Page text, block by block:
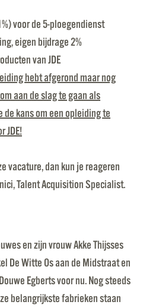
voor de 5-ploegendienst
eigen bijdrage 2%
van JDE
hebt afgerond maar nog
aan de slag te gaan als
kans om een opleiding te
JDE!
vacature, dan kun je reageren
Talent Acquisition Specialist.
en zijn vrouw Akke Thijsses
De Witte Os aan de Midstraat en
Egberts voor nu. Nog steeds
belangrijkste fabrieken staan